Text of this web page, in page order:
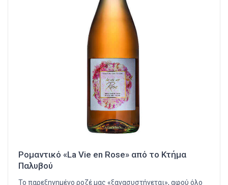
Ρομαντικό «La Vie en Rose» από το Κτήμα
Παλυβού
Το παρεξηγημένο ροζέ μας «ξανασυστήνεται», αφού όλο